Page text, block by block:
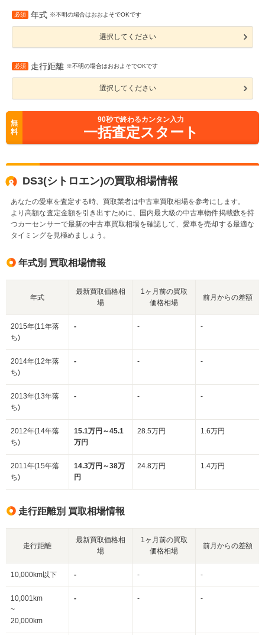
必須 年式 ※不明の場合はおおよそでOKです
選択してください
必須 走行距離 ※不明の場合はおおよそでOKです
選択してください
無
料
90秒で終わるカンタン入力
一括査定スタート
DS3(シトロエン)の買取相場情報
あなたの愛車を査定する時、買取業者は中古車買取相場を参考にします。
より高額な査定金額を引き出すために、国内最大級の中古車物件掲載数を持
つカーセンサーで最新の中古車買取相場を確認して、愛車を売却する最適な
タイミングを見極めましょう。
年式別 買取相場情報
年式
最新買取価格相
場
1ヶ月前の買取
価格相場
前月からの差額
2015年(11年落
ち)
- - -
2014年(12年落
ち)
- - -
2013年(13年落
ち)
- - -
2012年(14年落
ち)
15.1万円～45.1
万円
28.5万円 1.6万円
2011年(15年落
ち)
14.3万円～38万
円
24.8万円 1.4万円
走行距離別 買取相場情報
走行距離
最新買取価格相
場
1ヶ月前の買取
価格相場
前月からの差額
10,000km以下 - - -
10,001km
~
20,000km
- - -